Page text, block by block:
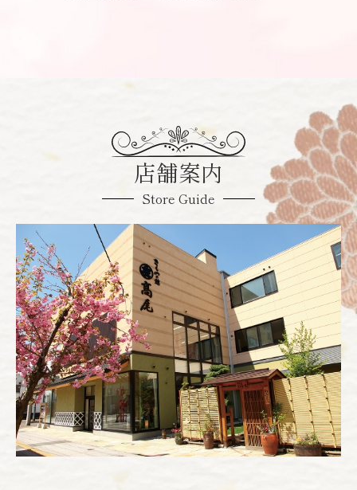
店舗案内
Store Guide